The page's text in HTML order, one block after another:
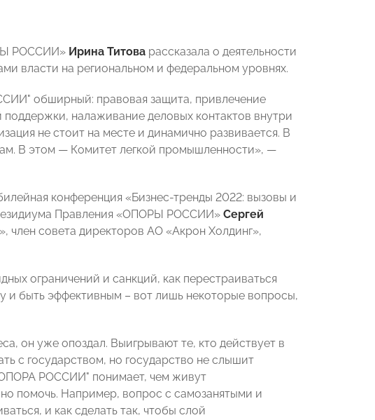
РОССИИ» Ирина Титова рассказала о деятельности
власти на региональном и федеральном уровнях.
обширный: правовая защита, привлечение
налаживание деловых контактов внутри
не стоит на месте и динамично развивается. В
В этом — Комитет легкой промышленности», —
конференция «Бизнес-тренды 2022: вызовы и
Правления «ОПОРЫ РОССИИ» Сергей
член совета директоров АО «Акрон Холдинг»,
ограничений и санкций, как перестраиваться
и быть эффективным – вот лишь некоторые вопросы,
он уже опоздал. Выигрывают те, кто действует в
с государством, но государство не слышит
РОССИИ" понимает, чем живут
помочь. Например, вопрос с самозанятыми и
и как сделать так, чтобы слой